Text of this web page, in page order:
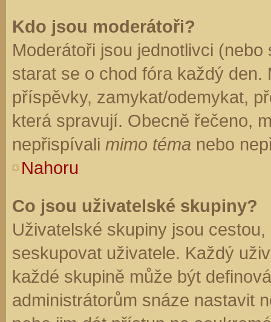
Kdo jsou moderátoři?
Moderátoři jsou jednotlivci
starat se o chod fóra každý
příspěvky, zamykat/odemykat,
která spravují. Obecně řečeno,
nepřispívali mimo téma nebo
Nahoru
Co jsou uživatelské skupiny?
Uživatelské skupiny jsou
seskupovat uživatele. Každý
každé skupině může být
administrátorům snáze nastavit